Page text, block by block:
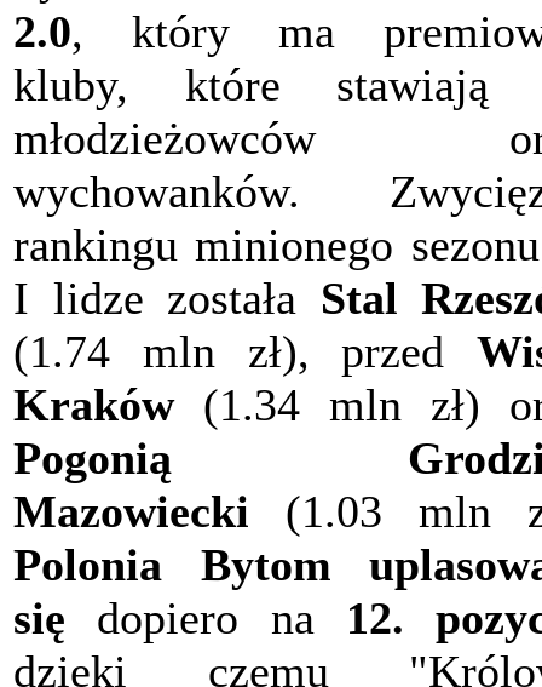
2.0, który ma
kluby, które stawiają
młodzieżowców
wychowanków.
rankingu minionego
I lidze została Stal
(1.74 mln zł), przed
Kraków(1.34 mln zł)
Pogonią
Mazowiecki (1.03 mln
Polonia Bytom
się dopiero na 12.
dzięki czemu